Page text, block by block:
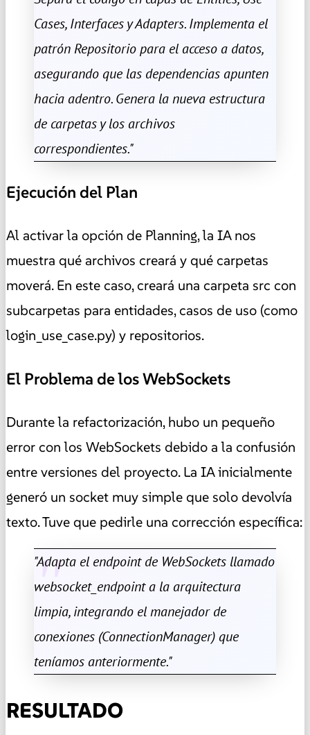
Cases, Interfaces y Adapters. Implementa el
patrón Repositorio para el acceso a datos,
asegurando que las dependencias apunten
hacia adentro. Genera la nueva estructura
de carpetas y los archivos
correspondientes."
Ejecución del Plan
Al activar la opción de Planning, la IA nos
muestra qué archivos creará y qué carpetas
moverá. En este caso, creará una carpeta src con
subcarpetas para entidades, casos de uso (como
login_use_case.py) y repositorios.
El Problema de los WebSockets
Durante la refactorización, hubo un pequeño
error con los WebSockets debido a la confusión
entre versiones del proyecto. La IA inicialmente
generó un socket muy simple que solo devolvía
texto. Tuve que pedirle una corrección específica:
"Adapta el endpoint de WebSockets llamado
websocket_endpoint a la arquitectura
limpia, integrando el manejador de
conexiones (ConnectionManager) que
teníamos anteriormente."
RESULTADO